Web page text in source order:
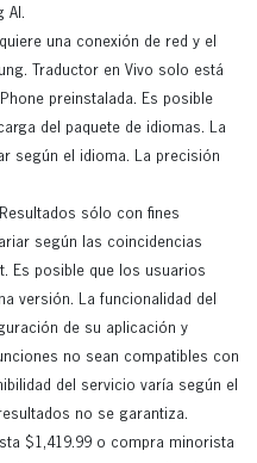
AI.
una conexión de red y el
Traductor en Vivo solo está
preinstalada. Es posible
del paquete de idiomas. La
según el idioma. La precisión
sólo con fines
según las coincidencias
Es posible que los usuarios
versión. La funcionalidad del
de su aplicación y
no sean compatibles con
del servicio varía según el
no se garantiza.
$1,419.99 o compra minorista